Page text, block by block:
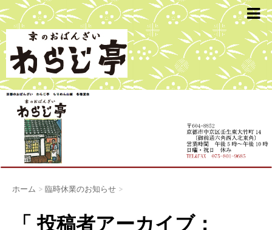
ホーム > 臨時休業のお知らせ >
「 投稿者アーカイブ：